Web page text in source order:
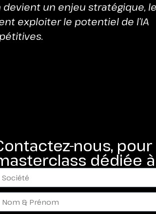
un enjeu stratégique,
exploiter le potentiel de l’IA
nous,
dédiée